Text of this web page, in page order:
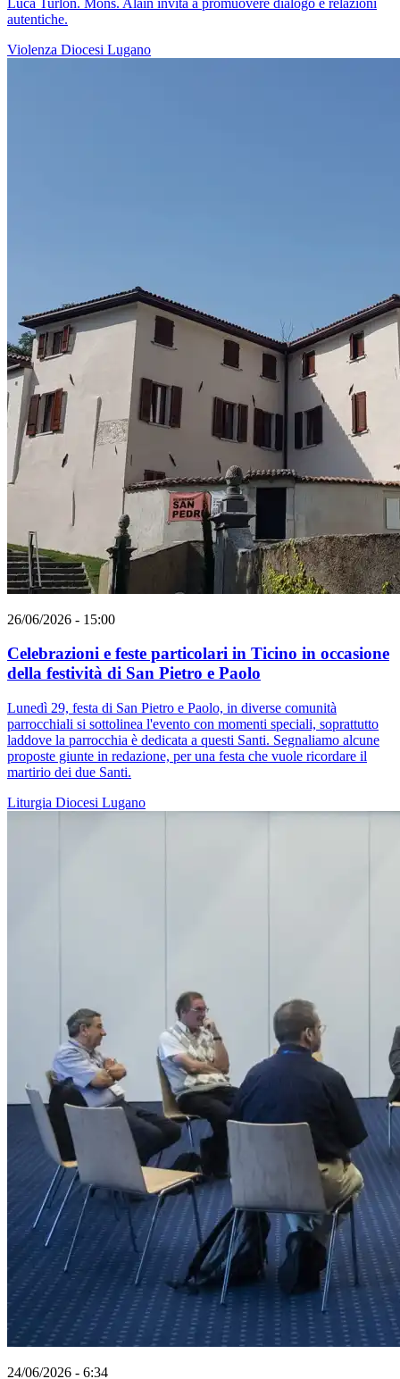
autentiche.
Violenza Diocesi Lugano
26/06/2026 - 15:00
Celebrazioni e feste particolari in Ticino in occasione
della festività di San Pietro e Paolo
Lunedì 29, festa di San Pietro e Paolo, in diverse comunità
parrocchiali si sottolinea l'evento con momenti speciali, soprattutto
laddove la parrocchia è dedicata a questi Santi. Segnaliamo alcune
proposte giunte in redazione, per una festa che vuole ricordare il
martirio dei due Santi.
Liturgia Diocesi Lugano
24/06/2026 - 6:34